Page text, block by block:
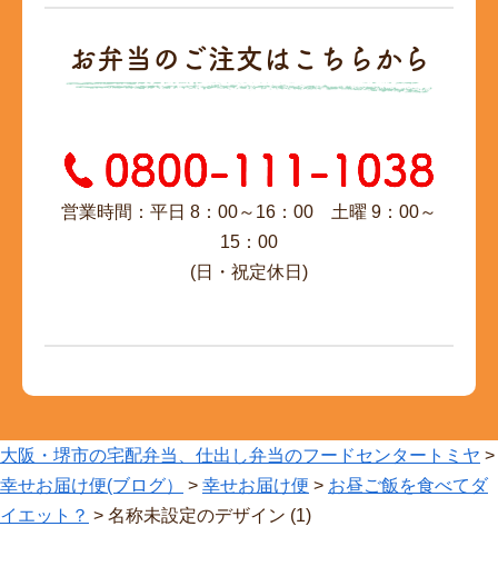
お弁当のご注文はこちらから
営業時間：平日 8：00～16：00 土曜 9：00～
15：00
(日・祝定休日)
大阪・堺市の宅配弁当、仕出し弁当のフードセンタートミヤ >
幸せお届け便(ブログ）
> 幸せお届け便 > お昼ご飯を食べてダ
イエット？ > 名称未設定のデザイン (1)